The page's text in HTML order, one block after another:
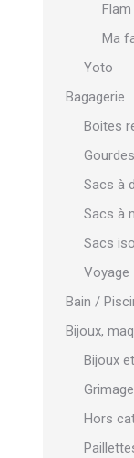
Flam
Ma
Yoto
Bagagerie
Boites
Gourdes
Sacs à
Sacs à
Sacs
Voyage
Bain /
Bijoux,
Bijoux
Grimage
Hors